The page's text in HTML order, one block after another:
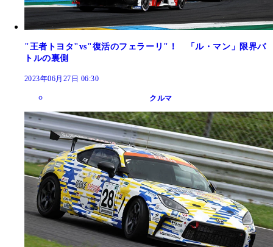
"王者トヨタ"vs"復活のフェラーリ"！ 「ル・マン」限界バ
トルの裏側
2023年06月27日 06:30
クルマ